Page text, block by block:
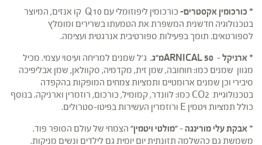
* כורכומין אקסטרים-
כורכומין ליפוזומלי עם Q10 קו אנזים, המיוצר
בטכנולוגיה חדשנית המשפרת את הטמעתו בשרירים ומומלץ
לספורטאים. תומך בפעילות ספורטיבית אנרגטית ועצימה.
* ארניקל –
מ"ג. ג'ל שמנים למריחה ועיסוי עצמי. מכיל
מגוון שמנים כמו: חוחובה, שמן זית, מקדמיה, סקוולאן, שמן אבליפיכה
סיבירי וכן שמנים ארומטיים ותמציות צמחים המופקות בהקפדה
בטכנולוגיית CO2 כמו: לוונדר, קמומיל, כורכום, רוזמרין וארניקה. בנוסף
כולל תמציות ויטמין E ורוזמרין העשירות בפיטו-סטרולים.
*אבקת עלי מורינגה – "מולטי ויטמין" הצמחי של עולם הסופר פוד.
משמשת גם כהשלמה תזונתית יום יומית גם לילדים ונשים מניקות.